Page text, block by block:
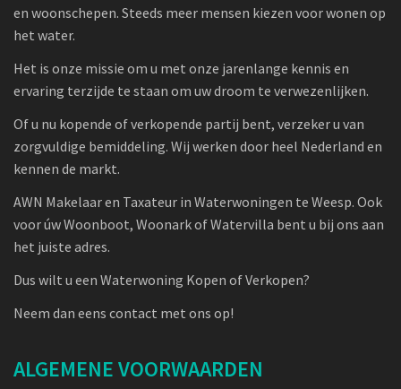
en woonschepen. Steeds meer mensen kiezen voor wonen op
het water.
Het is onze missie om u met onze jarenlange kennis en
ervaring terzijde te staan om uw droom te verwezenlijken.
Of u nu kopende of verkopende partij bent, verzeker u van
zorgvuldige bemiddeling. Wij werken door heel Nederland en
kennen de markt.
AWN Makelaar en Taxateur in Waterwoningen te Weesp. Ook
voor úw Woonboot, Woonark of Watervilla bent u bij ons aan
het juiste adres.
Dus wilt u een Waterwoning Kopen of Verkopen?
Neem dan eens contact met ons op!
ALGEMENE VOORWAARDEN